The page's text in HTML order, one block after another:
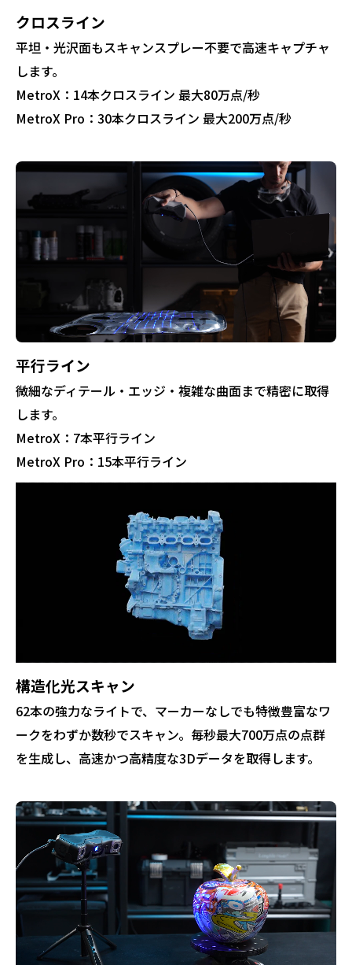
クロスライン
平坦・光沢面もスキャンスプレー不要で高速キャプチャ
します。
MetroX：14本クロスライン 最大80万点/秒
MetroX Pro：30本クロスライン 最大200万点/秒
平行ライン
微細なディテール・エッジ・複雑な曲面まで精密に取得
します。
MetroX：7本平行ライン
MetroX Pro：15本平行ライン
構造化光スキャン
62本の強力なライトで、マーカーなしでも特徴豊富なワ
ークをわずか数秒でスキャン。毎秒最大700万点の点群
を生成し、高速かつ高精度な3Dデータを取得します。